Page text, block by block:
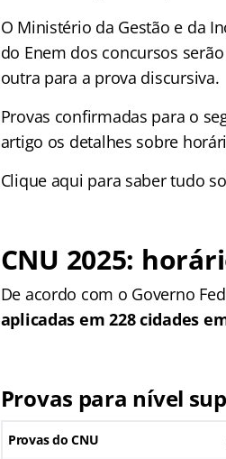
O Ministério da Gestão e da
do Enem dos concursos
outra para a prova discursiva.
Provas confirmadas para o
artigo os detalhes sobre
Clique aqui para saber tudo
CNU 2025:
De acordo com o Governo
aplicadas em 228 cidades
Provas para nível
Provas do CNU